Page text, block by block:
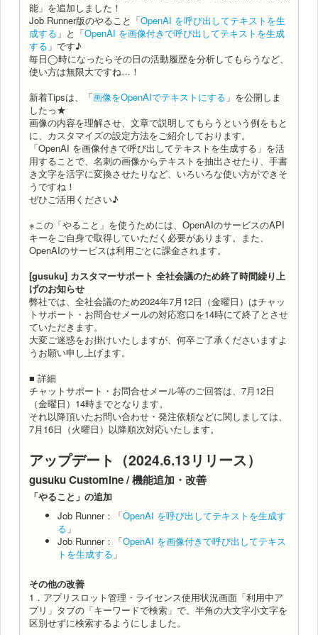
能」を追加しました！
Job Runner版のやること「OpenAI を呼び出してテキストを生
成する 」と「OpenAI を画像付きで呼び出してテキストを生成
する 」です♪
毎日◯時になったらその日の活動履歴を分析してもらうなど、
使い方は無限大ですね…！
新着Tipsは、「画像をOpenAIでテキストにする 」を公開しま
したっ★
画像の内容を理解させ、文章で説明してもらうという例をもと
に、カスタマイズの設定方法をご紹介しております。
「OpenAI を画像付きで呼び出してテキストを生成する」を活
用することで、名刺の画像からテキストを抽出させたり、手書
き文字を活字に変換させたりなど、いろいろな使い方ができそ
うですね！
ぜひご活用ください♪
※この「やること」を使うためには、OpenAIのサービスのAPI
キーをご自身で取得していただく必要があります。また、
OpenAIのサービスは利用ごとに課金されます。
[gusuku] カスタマーサポート 全社会議のため終了時間繰り上
げのお知らせ
弊社では、全社会議のため2024年7月12日（金曜日）はチャッ
トサポート・お問合せメールの対応窓口を14時にて終了とさせ
ていただきます。
大変ご迷惑をお掛けいたしますが、何卒ご了承くださいますよ
うお願い申し上げます。
■ 詳細
チャットサポート・お問合せメール等のご回答は、7月12日
（金曜日）14時までとなります。
それ以降頂いたお問い合わせ・発注依頼などに関しましては、
7月16日（火曜日）以降順次対応いたします。
アップデート（2024.6.13リリース）
gusuku Customine / 機能追加・改善
「やること」の追加
Job Runner：「OpenAI を呼び出してテキストを生成す
る 」
Job Runner：「OpenAI を画像付きで呼び出してテキス
トを生成する 」
その他の改善
1．アプリスロット管理・ライセンス使用状況画面「利用中ア
プリ」タブの「キーワードで検索」で、半角の大文字小文字を
区別せずに検索するようにしました。